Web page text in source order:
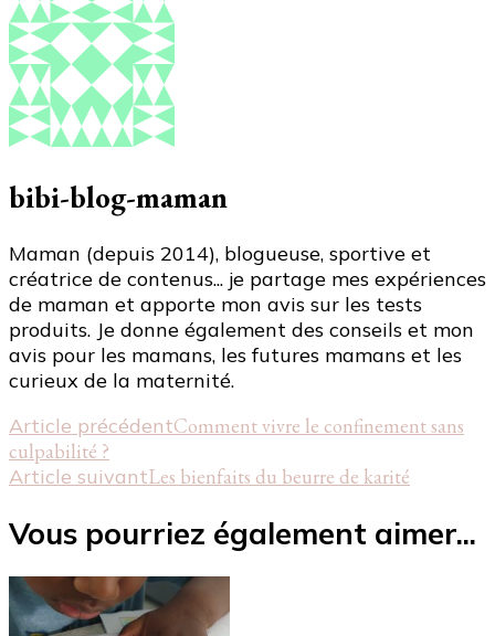
bibi-blog-maman
Maman (depuis 2014), blogueuse, sportive et
créatrice de contenus... je partage mes expériences
de maman et apporte mon avis sur les tests
produits. Je donne également des conseils et mon
avis pour les mamans, les futures mamans et les
curieux de la maternité.
Navigation
d'article
Article précédentComment vivre le confinement sans
culpabilité ?
Article suivantLes bienfaits du beurre de karité
Vous pourriez également aimer...